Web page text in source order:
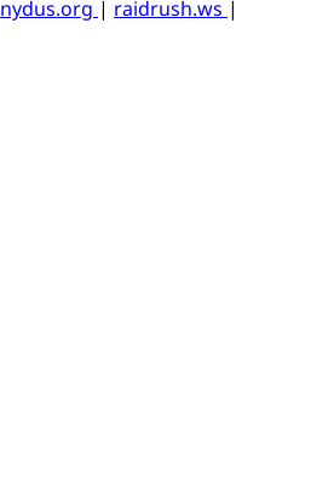
nydus.org | raidrush.ws |